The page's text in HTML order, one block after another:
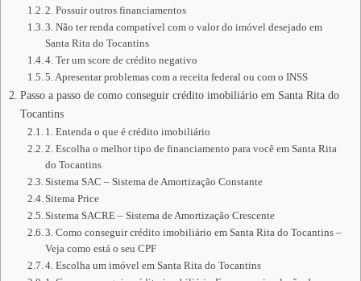
2. Possuir outros financiamentos
3. Não ter renda compatível com o valor do imóvel desejado em
Santa Rita do Tocantins
4. Ter um score de crédito negativo
5. Apresentar problemas com a receita federal ou com o INSS
Passo a passo de como conseguir crédito imobiliário em Santa Rita do
Tocantins
1. Entenda o que é crédito imobiliário
2. Escolha o melhor tipo de financiamento para você em Santa Rita
do Tocantins
Sistema SAC – Sistema de Amortização Constante
Sitema Price
Sistema SACRE – Sistema de Amortização Crescente
3. Como conseguir crédito imobiliário em Santa Rita do Tocantins –
Veja como está o seu CPF
4. Escolha um imóvel em Santa Rita do Tocantins